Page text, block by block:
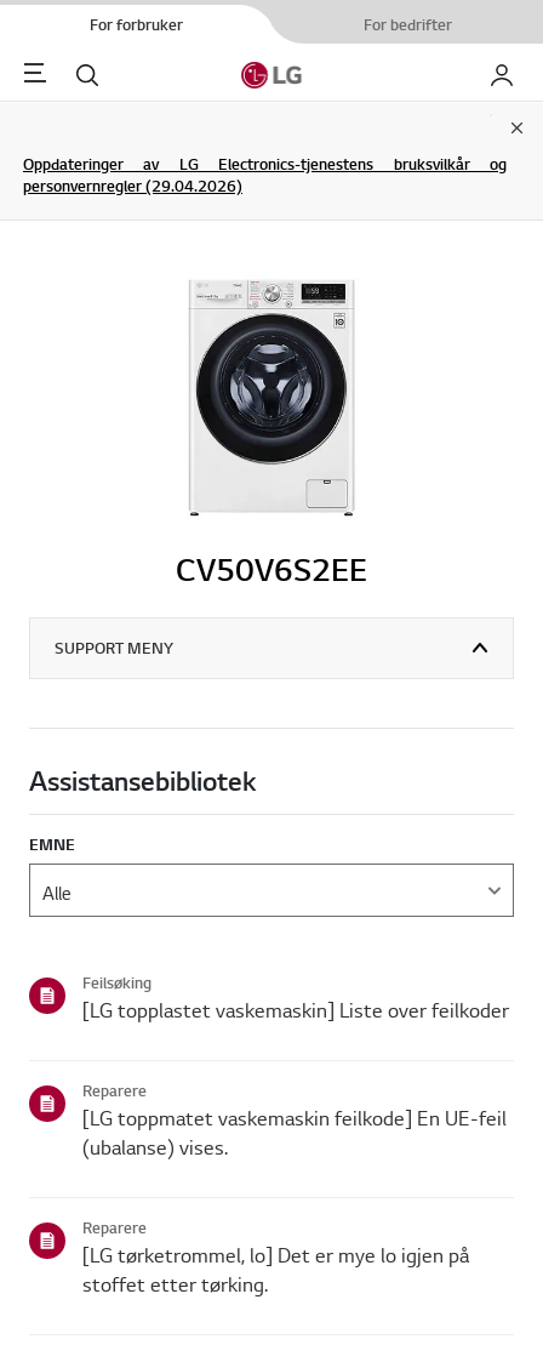
For forbruker For bedrifter
Menu Søk My LG
Oppdateringer av LG Electronics-tjenestens bruksvilkår og
personvernregler (29.04.2026)
CV50V6S2EE
SUPPORT MENY
Assistansebibliotek
EMNE
Feilsøking
[LG topplastet vaskemaskin] Liste over feilkoder
Reparere
[LG toppmatet vaskemaskin feilkode] En UE-feil
(ubalanse) vises.
Reparere
[LG tørketrommel, lo] Det er mye lo igjen på
stoffet etter tørking.